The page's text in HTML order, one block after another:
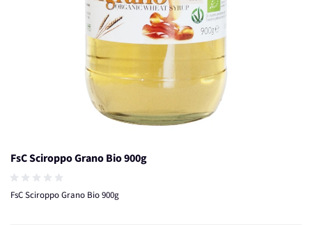
FsC Sciroppo Grano Bio 900g
FsC Sciroppo Grano Bio 900g